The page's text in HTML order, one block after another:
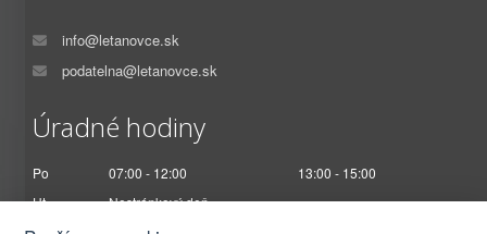
info@letanovce.sk
podatelna@letanovce.sk
Úradné hodiny
Po 07:00 - 12:00
13:00 - 15:00
Ut
Nestránkový deň